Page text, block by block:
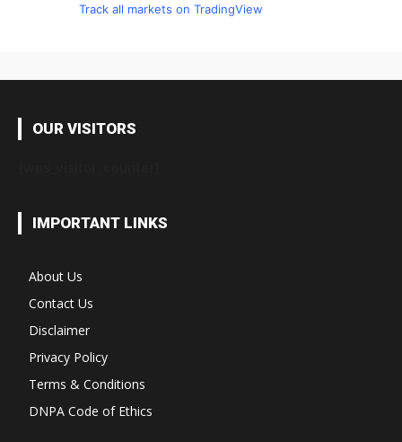
Track all markets on TradingView
OUR VISITORS
IMPORTANT LINKS
About Us
Contact Us
Disclaimer
Privacy Policy
Terms & Conditions
DNPA Code of Ethics